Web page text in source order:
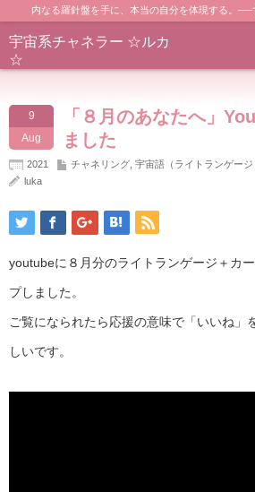
内なる羅針盤を手に、本当の自分を体現する。──
宇宙系チャネラー ☆ルカ
☆
9
Aug
「８月のあなたへ」
ました
2021 チャネリング 宇宙語（ライトランゲージ
luka
youtubeに８月分のライトランゲージ＋カ
プしました。
ご覧になられたら応援の意味で「いいね」
しいです。